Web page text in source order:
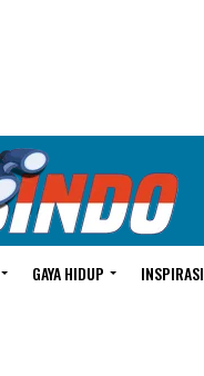
GAYA HIDUP INSPIRASI